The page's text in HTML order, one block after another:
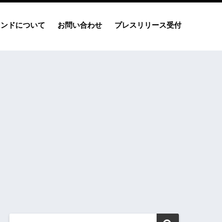
ドについて お問い合わせ プレスリリース受付